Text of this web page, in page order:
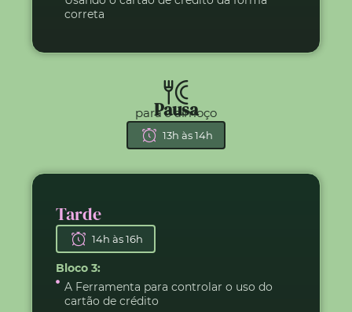
correta
Pausa
para o almoço
13h às 14h
Tarde
14h às 16h
Bloco 3:
A Ferramenta para controlar o uso do
cartão de crédito